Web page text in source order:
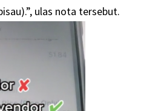
ulas nota tersebut.